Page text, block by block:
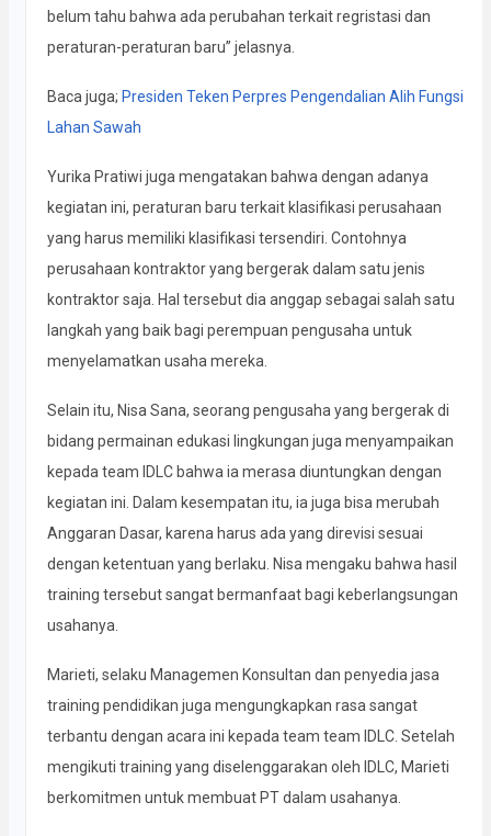
belum tahu bahwa ada perubahan terkait regristasi dan
peraturan-peraturan baru” jelasnya.
Baca juga; Presiden Teken Perpres Pengendalian Alih Fungsi
Lahan Sawah
Yurika Pratiwi juga mengatakan bahwa dengan adanya
kegiatan ini, peraturan baru terkait klasifikasi perusahaan
yang harus memiliki klasifikasi tersendiri. Contohnya
perusahaan kontraktor yang bergerak dalam satu jenis
kontraktor saja. Hal tersebut dia anggap sebagai salah satu
langkah yang baik bagi perempuan pengusaha untuk
menyelamatkan usaha mereka.
Selain itu, Nisa Sana, seorang pengusaha yang bergerak di
bidang permainan edukasi lingkungan juga menyampaikan
kepada team IDLC bahwa ia merasa diuntungkan dengan
kegiatan ini. Dalam kesempatan itu, ia juga bisa merubah
Anggaran Dasar, karena harus ada yang direvisi sesuai
dengan ketentuan yang berlaku. Nisa mengaku bahwa hasil
training tersebut sangat bermanfaat bagi keberlangsungan
usahanya.
Marieti, selaku Managemen Konsultan dan penyedia jasa
training pendidikan juga mengungkapkan rasa sangat
terbantu dengan acara ini kepada team team IDLC. Setelah
mengikuti training yang diselenggarakan oleh IDLC, Marieti
berkomitmen untuk membuat PT dalam usahanya.